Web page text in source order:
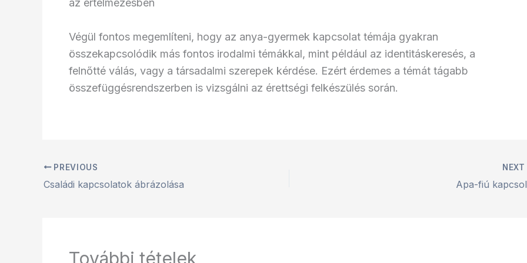
az értelmezésben
Végül fontos megemlíteni, hogy az anya-gyermek kapcsolat témája gyakran
összekapcsolódik más fontos irodalmi témákkal, mint például az identitáskeresés, a
felnőtté válás, vagy a társadalmi szerepek kérdése. Ezért érdemes a témát tágabb
összefüggésrendszerben is vizsgálni az érettségi felkészülés során.
PREVIOUS
Családi kapcsolatok ábrázolása
NEXT
Apa-fiú
További tételek